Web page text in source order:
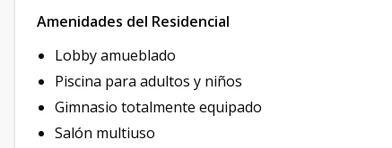
Amenidades del Residencial
Lobby amueblado
Piscina para adultos y niños
Gimnasio totalmente equipado
Salón multiuso